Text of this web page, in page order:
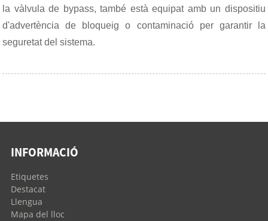
la vàlvula de bypass, també està equipat amb un dispositiu
d'advertència de bloqueig o contaminació per garantir la
seguretat del sistema.
INFORMACIÓ
Etiquetes
Destacat
Llengua
Mapa del lloc